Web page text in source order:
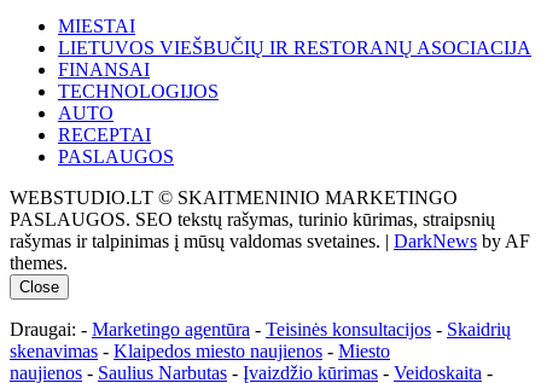
MIESTAI
LIETUVOS VIEŠBUČIŲ IR RESTORANŲ ASOCIACIJA
FINANSAI
TECHNOLOGIJOS
AUTO
RECEPTAI
PASLAUGOS
WEBSTUDIO.LT © SKAITMENINIO MARKETINGO
PASLAUGOS. SEO tekstų rašymas, turinio kūrimas, straipsnių
rašymas ir talpinimas į mūsų valdomas svetaines. | DarkNews by AF
themes.
Close
Draugai: - Marketingo agentūra - Teisinės konsultacijos - Skaidrių
skenavimas - Klaipedos miesto naujienos - Miesto
naujienos - Saulius Narbutas - Įvaizdžio kūrimas - Veidoskaita -